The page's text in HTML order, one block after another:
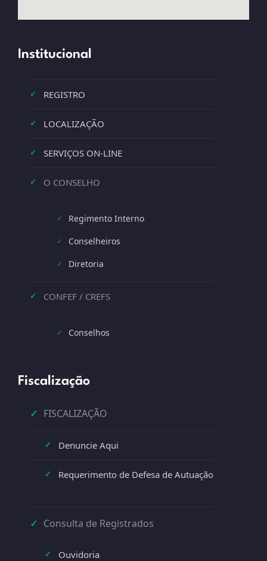
Institucional
✓ REGISTRO
✓ LOCALIZAÇÃO
✓ SERVIÇOS ON-LINE
✓ O CONSELHO
✓ Regimento Interno
✓ Conselheiros
✓ Diretoria
✓ CONFEF / CREFS
✓ Conselhos
Fiscalização
✓ FISCALIZAÇÃO
✓ Denuncie Aqui
✓ Requerimento de Defesa de Autuação
✓ Consulta de Registrados
✓ Ouvidoria